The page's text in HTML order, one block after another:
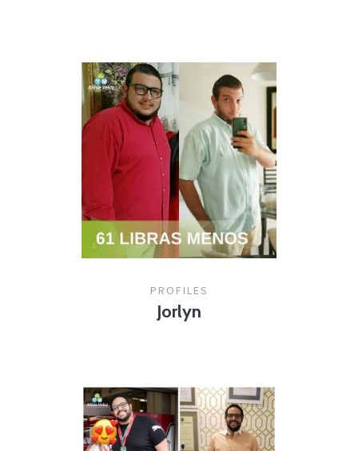
PROFILES
Jorlyn